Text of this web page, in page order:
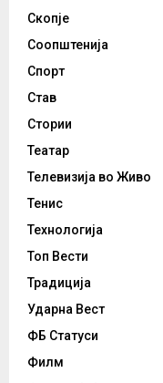
Скопје
Соопштенија
Спорт
Став
Стории
Театар
Телевизија во Живо
Тенис
Технологија
Топ Вести
Традиција
Ударна Вест
ФБ Статуси
Филм